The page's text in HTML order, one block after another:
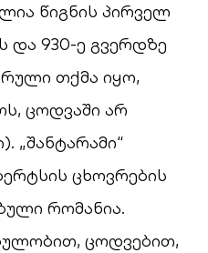
წიგნის პირველ
და 930-ე გვერდზე
თქმა იყო,
ცოდვაში არ
„შანტარამი“
ცხოვრების
რომანია.
ცოდვებით,